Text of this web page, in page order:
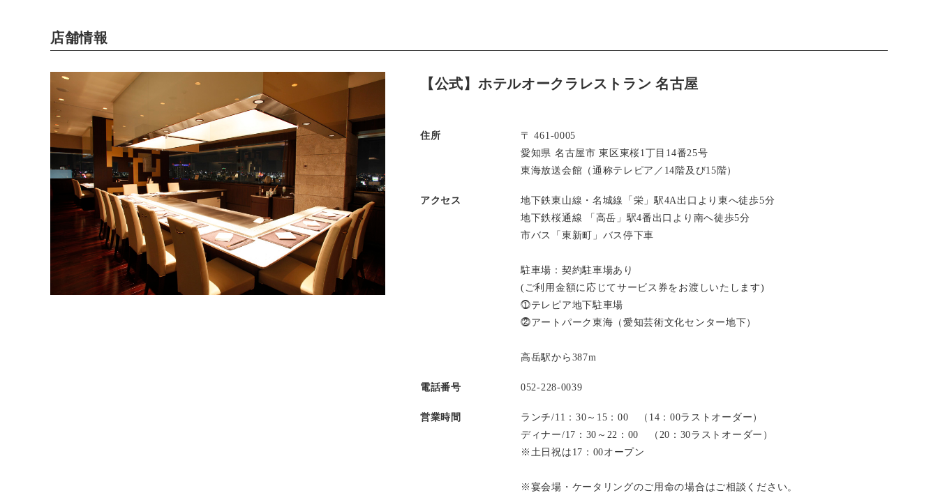
店舗情報
【公式】ホテルオークラレストラン 名古屋
住所
〒 461-0005
愛知県 名古屋市 東区東桜1丁目14番25号
東海放送会館（通称テレピア／14階及び15階）
アクセス
地下鉄東山線・名城線「栄」駅4A出口より東へ徒歩5分
地下鉄桜通線 「高岳」駅4番出口より南へ徒歩5分
市バス「東新町」バス停下車
駐車場：契約駐車場あり
(ご利用金額に応じてサービス券をお渡しいたします)
⓵テレピア地下駐車場
⓶アートパーク東海（愛知芸術文化センター地下）
高岳駅から387m
電話番号 052-228-0039
営業時間
ランチ/11：30～15：00 （14：00ラストオーダー）
ディナー/17：30～22：00 （20：30ラストオーダー）
※土日祝は17：00オープン
※宴会場・ケータリングのご用命の場合はご相談ください。